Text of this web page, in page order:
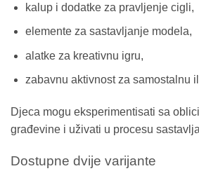
kalup i dodatke za pravljenje cigli,
elemente za sastavljanje modela,
alatke za kreativnu igru,
zabavnu aktivnost za samostalnu
Djeca mogu eksperimentisati sa
građevine i uživati u procesu
Dostupne dvije varijante